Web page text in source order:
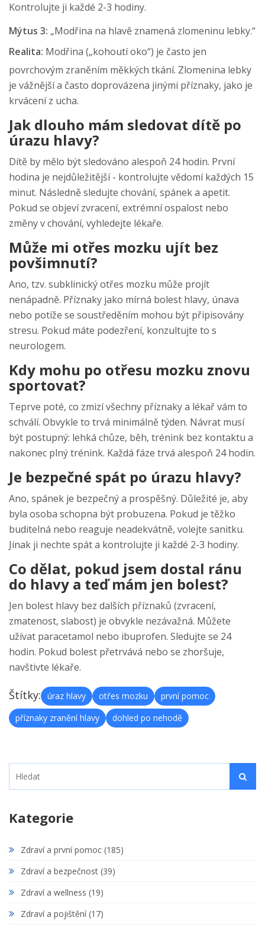
Kontrolujte ji každé 2-3 hodiny.
Mýtus 3: „Modřina na hlavě znamená zlomeninu lebky.“
Realita: Modřina („kohoutí oko“) je často jen
povrchovým zraněním měkkých tkání. Zlomenina lebky
je vážnější a často doprovázena jinými příznaky, jako je
krvácení z ucha.
Jak dlouho mám sledovat dítě po
úrazu hlavy?
Dítě by mělo být sledováno alespoň 24 hodin. První
hodina je nejdůležitější - kontrolujte vědomí každých 15
minut. Následně sledujte chování, spánek a apetit.
Pokud se objeví zvracení, extrémní ospalost nebo
změny v chování, vyhledejte lékaře.
Může mi otřes mozku ujít bez
povšimnutí?
Ano, tzv. subklinický otřes mozku může projít
nenápadně. Příznaky jako mírná bolest hlavy, únava
nebo potíže se soustředěním mohou být připisovány
stresu. Pokud máte podezření, konzultujte to s
neurologem.
Kdy mohu po otřesu mozku znovu
sportovat?
Teprve poté, co zmizí všechny příznaky a lékař vám to
schválí. Obvykle to trvá minimálně týden. Návrat musí
být postupný: lehká chůze, běh, trénink bez kontaktu a
nakonec plný trénink. Každá fáze trvá alespoň 24 hodin.
Je bezpečné spát po úrazu hlavy?
Ano, spánek je bezpečný a prospěšný. Důležité je, aby
byla osoba schopna být probuzena. Pokud je těžko
buditelná nebo reaguje neadekvátně, volejte sanitku.
Jinak ji nechte spát a kontrolujte ji každé 2-3 hodiny.
Co dělat, pokud jsem dostal ránu
do hlavy a teď mám jen bolest?
Jen bolest hlavy bez dalších příznaků (zvracení,
zmatenost, slabost) je obvykle nezávažná. Můžete
užívat paracetamol nebo ibuprofen. Sledujte se 24
hodin. Pokud bolest přetrvává nebo se zhoršuje,
navštivte lékaře.
Štítky: úraz hlavy otřes mozku
první pomoc
příznaky zranění hlavy
dohled po nehodě
Kategorie
Zdraví a první pomoc (185)
Zdraví a bezpečnost (39)
Zdraví a wellness (19)
Zdraví a pojištění(17)